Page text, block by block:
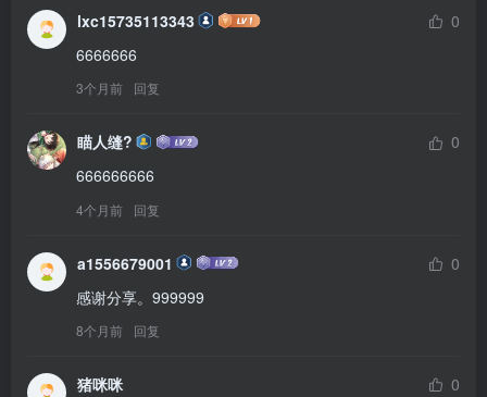
lxc15735113343
0
6666666
3个月前 回复
瞄人缝?
0
666666666
4个月前 回复
a1556679001
0
感谢分享。999999
8个月前 回复
猪咪咪
0